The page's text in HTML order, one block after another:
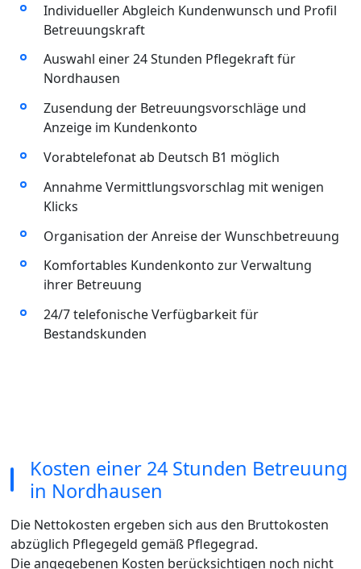
Individueller Abgleich Kundenwunsch und Profil
Betreuungskraft
Auswahl einer 24 Stunden Pflegekraft für
Nordhausen
Zusendung der Betreuungsvorschläge und
Anzeige im Kundenkonto
Vorabtelefonat ab Deutsch B1 möglich
Annahme Vermittlungsvorschlag mit wenigen
Klicks
Organisation der Anreise der Wunschbetreuung
Komfortables Kundenkonto zur Verwaltung
ihrer Betreuung
24/7 telefonische Verfügbarkeit für
Bestandskunden
Kosten einer 24 Stunden Betreuung
in Nordhausen
Die Nettokosten ergeben sich aus den Bruttokosten
abzüglich Pflegegeld gemäß Pflegegrad.
Die angegebenen Kosten berücksichtigen noch nicht